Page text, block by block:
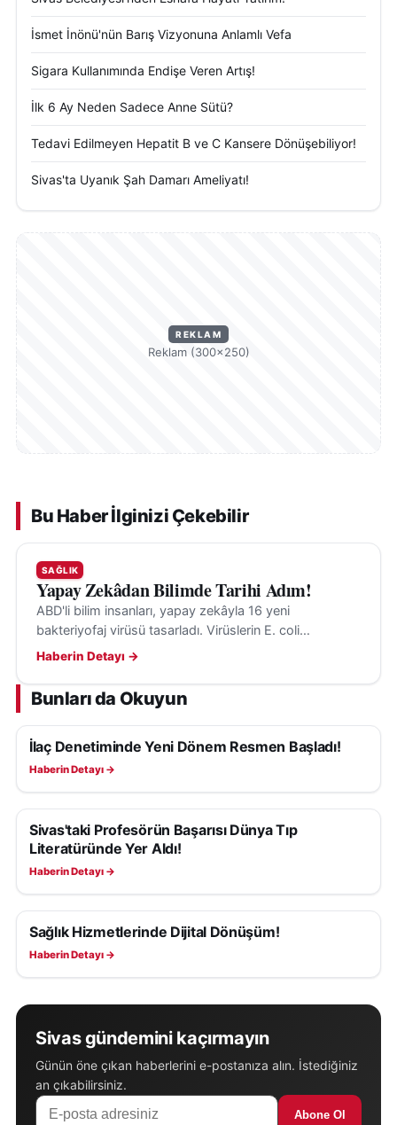
İsmet İnönü'nün Barış Vizyonuna Anlamlı Vefa
Sigara Kullanımında Endişe Veren Artış!
İlk 6 Ay Neden Sadece Anne Sütü?
Tedavi Edilmeyen Hepatit B ve C Kansere Dönüşebiliyor!
Sivas'ta Uyanık Şah Damarı Ameliyatı!
REKLAM
Reklam (300×250)
Bu Haber İlginizi Çekebilir
SAĞLIK
Yapay Zekâdan Bilimde Tarihi Adım!
ABD'li bilim insanları, yapay zekâyla 16 yeni
bakteriyofaj virüsü tasarladı. Virüslerin E. coli
bakterilerini hedef aldığı ve insanlara tehdit
Haberin Detayı →
Bunları da Okuyun
SAĞLIK
İlaç Denetiminde Yeni Dönem Resmen Başladı!
Haberin Detayı →
SAĞLIK
Sivas'taki Profesörün Başarısı Dünya Tıp
Literatüründe Yer Aldı!
Haberin Detayı →
SAĞLIK
Sağlık Hizmetlerinde Dijital Dönüşüm!
Haberin Detayı →
Sivas gündemini kaçırmayın
Günün öne çıkan haberlerini e-postanıza alın. İstediğiniz
an çıkabilirsiniz.
Abone Ol